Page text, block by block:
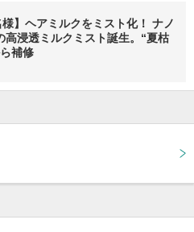
様】ヘアミルクをミスト化！ ナノ
高浸透ミルクミスト誕生。“夏枯
補修